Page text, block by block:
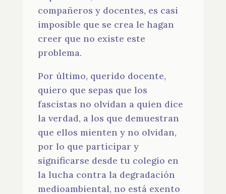
compañeros y docentes, es casi
imposible que se crea le hagan
creer que no existe este
problema.
Por último, querido docente,
quiero que sepas que los
fascistas no olvidan a quien dice
la verdad, a los que demuestran
que ellos mienten y no olvidan,
por lo que participar y
significarse desde tu colegio en
la lucha contra la degradación
medioambiental, no está exento